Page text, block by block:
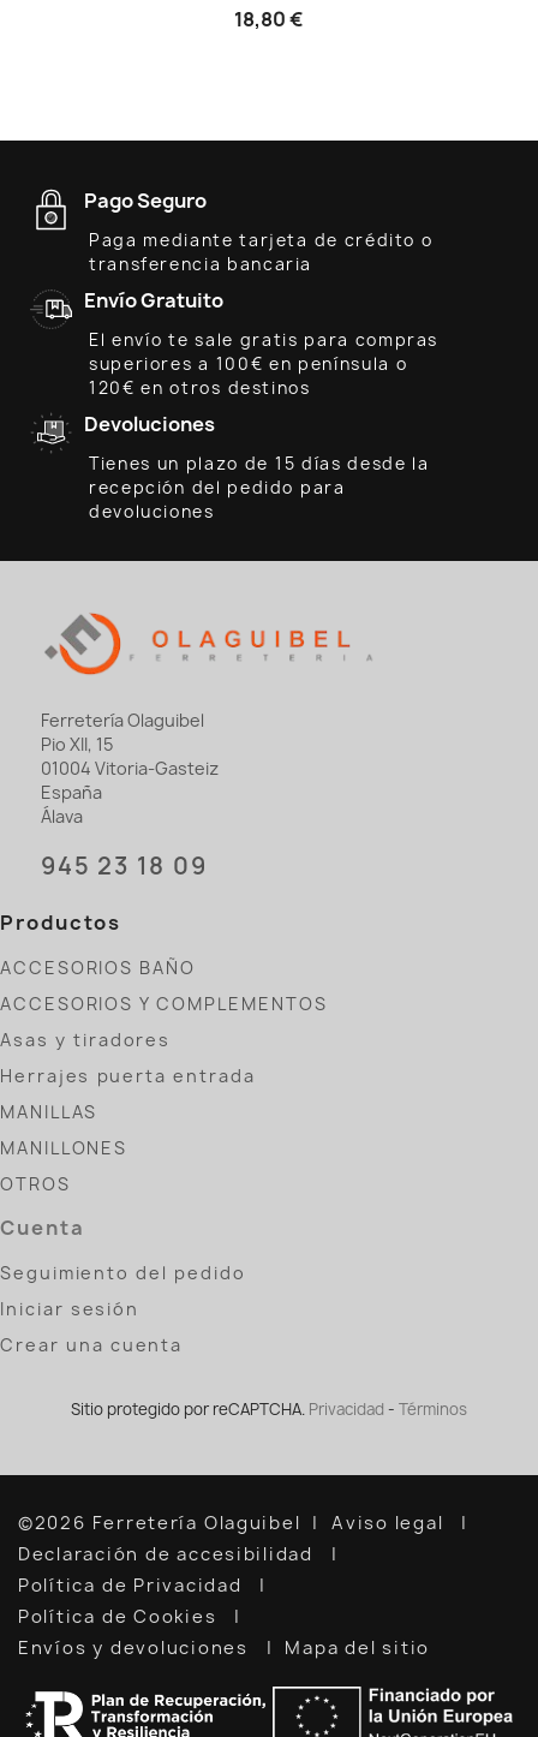
18,80 €
Pago Seguro
Paga mediante tarjeta de crédito o
transferencia bancaria
Envío Gratuito
El envío te sale gratis para compras
superiores a 100€ en península o
120€ en otros destinos
Devoluciones
Tienes un plazo de 15 días desde la
recepción del pedido para
devoluciones
Ferretería Olaguibel
Pio XII, 15
01004 Vitoria-Gasteiz
España
Álava
945 23 18 09
Productos
ACCESORIOS BAÑO
ACCESORIOS Y COMPLEMENTOS
Asas y tiradores
Herrajes puerta entrada
MANILLAS
MANILLONES
OTROS
Cuenta
Seguimiento del pedido
Iniciar sesión
Crear una cuenta
Sitio protegido por reCAPTCHA. Privacidad - Términos
©2026 Ferretería Olaguibel
Aviso legal
Declaración de accesibilidad
Política de Privacidad
Política de Cookies
Envíos y devoluciones
Mapa del sitio